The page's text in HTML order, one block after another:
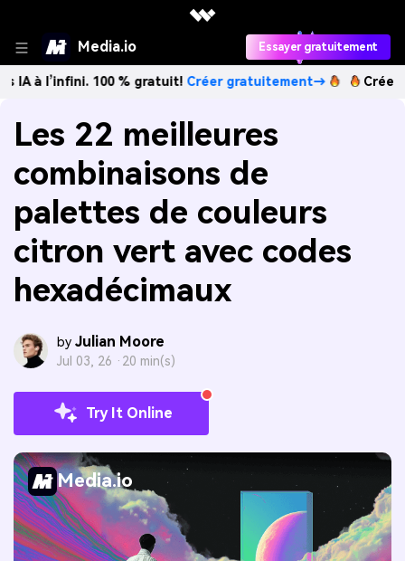
Media.io Essayer gratuitement
100 % gratuit!Créer gratuitement→ Créez des
Les 22 meilleures
combinaisons de
palettes de couleurs
citron vert avec codes
hexadécimaux
by Julian Moore
Jul 03, 26 · 20 min(s)
Try It Online
Media.io